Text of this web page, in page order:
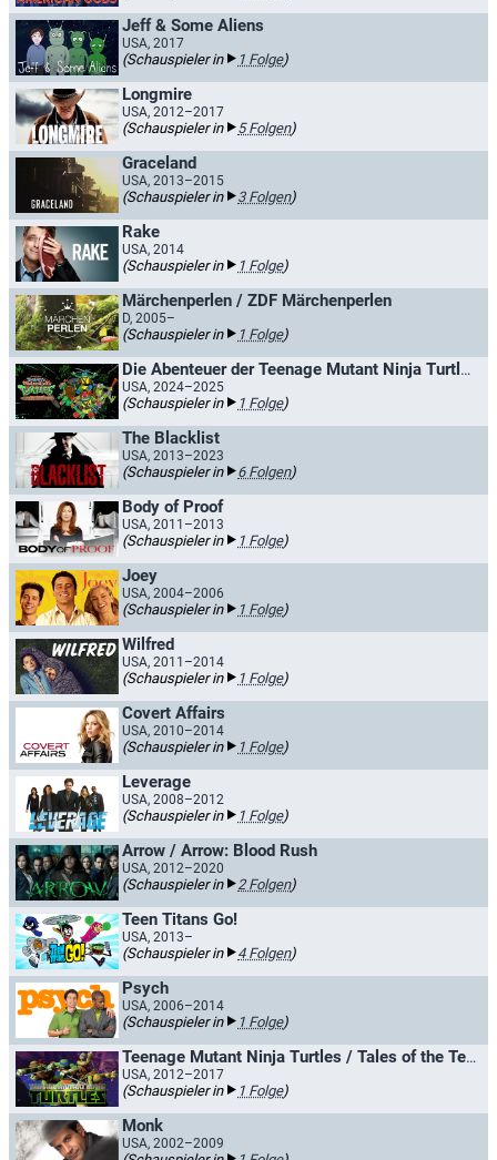
Jeff & Some Aliens
USA, 2017
(Schauspieler in 1 Folge)
Longmire
USA, 2012–2017
(Schauspieler in 5 Folgen)
Graceland
USA, 2013–2015
(Schauspieler in 3 Folgen)
Rake
USA, 2014
(Schauspieler in 1 Folge)
Märchenperlen / ZDF Märchenperlen
D, 2005–
(Schauspieler in 1 Folge)
Die Abenteuer der Teenage Mutant Ninja Turtles
USA, 2024–2025
(Schauspieler in 1 Folge)
The Blacklist
USA, 2013–2023
(Schauspieler in 6 Folgen)
Body of Proof
USA, 2011–2013
(Schauspieler in 1 Folge)
Joey
USA, 2004–2006
(Schauspieler in 1 Folge)
Wilfred
USA, 2011–2014
(Schauspieler in 1 Folge)
Covert Affairs
USA, 2010–2014
(Schauspieler in 1 Folge)
Leverage
USA, 2008–2012
(Schauspieler in 1 Folge)
Arrow / Arrow: Blood Rush
USA, 2012–2020
(Schauspieler in 2 Folgen)
Teen Titans Go!
USA, 2013–
(Schauspieler in 4 Folgen)
Psych
USA, 2006–2014
(Schauspieler in 1 Folge)
Teenage Mutant Ninja Turtles / Tales of the Teenage Mutant Ninja Turtles
USA, 2012–2017
(Schauspieler in 1 Folge)
Monk
USA, 2002–2009